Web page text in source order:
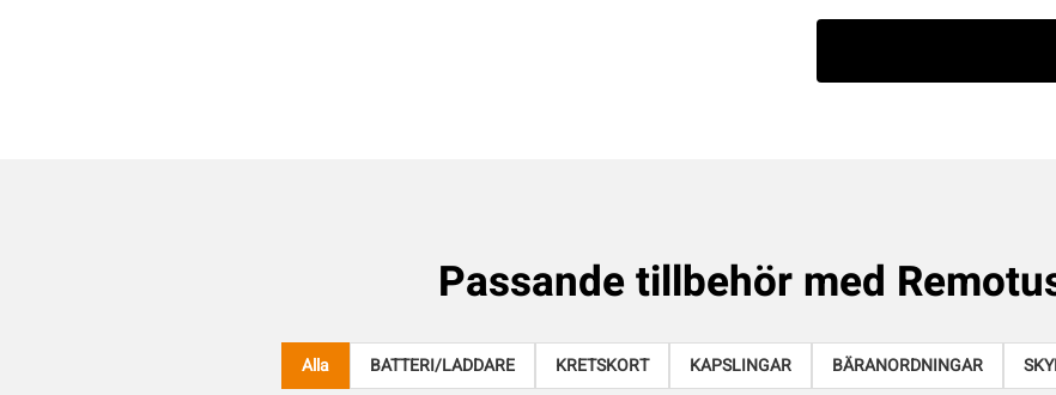
Passande tillbehör med
Alla BATTERI/LADDARE KRETSKORT KAPSLINGAR BÄRANORDNINGAR